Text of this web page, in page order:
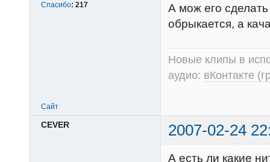
Спасибо: 217
А мож его сделать
обрыкается, а
Новые клипы в
аудио: вКонтакте
Сайт
CEVER 2007-02-24
А есть ли какие